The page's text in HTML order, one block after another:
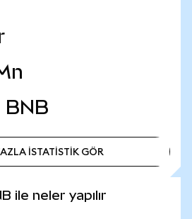
BNB
İSTATİSTİK GÖR
ile neler yapılır